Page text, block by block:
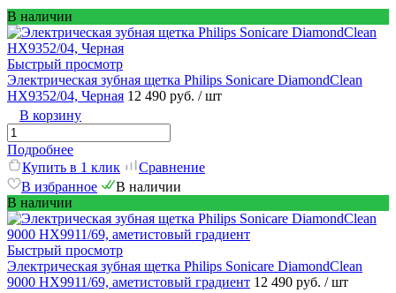
В наличии
Быстрый просмотр
Электрическая зубная щетка Philips Sonicare DiamondClean
HX9352/04, Черная 12 490 руб. / шт
В корзину
Подробнее
Купить в 1 клик
Сравнение
В избранное
В наличии
В наличии
Быстрый просмотр
Электрическая зубная щетка Philips Sonicare DiamondClean
9000 HX9911/69, аметистовый градиент 12 490 руб. / шт